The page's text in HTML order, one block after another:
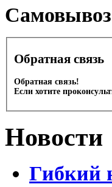
Обратная связь
Обратная связь!
Если хотите
Новости
Гибкий